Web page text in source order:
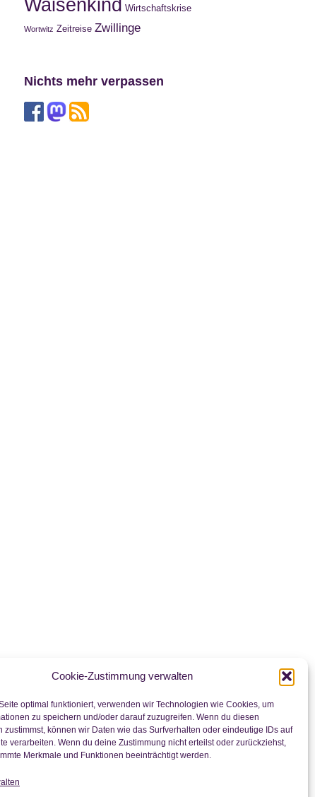
Cookie-Zustimmung verwalten
optimal funktioniert, verwenden wir Technologien wie Cookies, um
zu speichern und/oder darauf zuzugreifen. Wenn du diesen
zustimmst, können wir Daten wie das Surfverhalten oder eindeutige IDs auf
verarbeiten. Wenn du deine Zustimmung nicht erteilst oder zurückziehst,
Merkmale und Funktionen beeinträchtigt werden.
Waisenkind Wirtschaftskrise
Wortwitz Zeitreise Zwillinge
Nichts mehr verpassen